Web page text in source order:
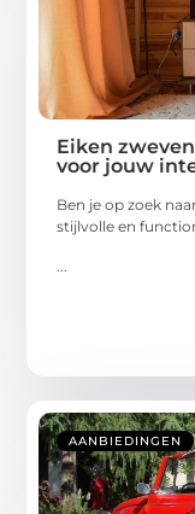
Eiken
voor jouw
Ben je op zoek
stijlvolle en
AANBIEDINGEN